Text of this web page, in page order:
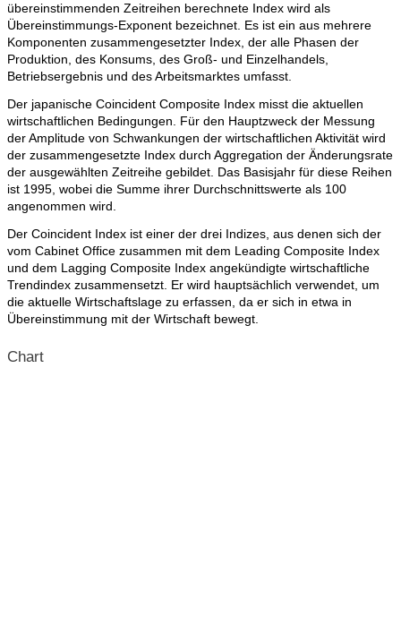
übereinstimmenden Zeitreihen berechnete Index wird als
Übereinstimmungs-Exponent bezeichnet. Es ist ein aus mehrere
Komponenten zusammengesetzter Index, der alle Phasen der
Produktion, des Konsums, des Groß- und Einzelhandels,
Betriebsergebnis und des Arbeitsmarktes umfasst.
Der japanische Coincident Composite Index misst die aktuellen
wirtschaftlichen Bedingungen. Für den Hauptzweck der Messung
der Amplitude von Schwankungen der wirtschaftlichen Aktivität wird
der zusammengesetzte Index durch Aggregation der Änderungsrate
der ausgewählten Zeitreihe gebildet. Das Basisjahr für diese Reihen
ist 1995, wobei die Summe ihrer Durchschnittswerte als 100
angenommen wird.
Der Coincident Index ist einer der drei Indizes, aus denen sich der
vom Cabinet Office zusammen mit dem Leading Composite Index
und dem Lagging Composite Index angekündigte wirtschaftliche
Trendindex zusammensetzt. Er wird hauptsächlich verwendet, um
die aktuelle Wirtschaftslage zu erfassen, da er sich in etwa in
Übereinstimmung mit der Wirtschaft bewegt.
Chart